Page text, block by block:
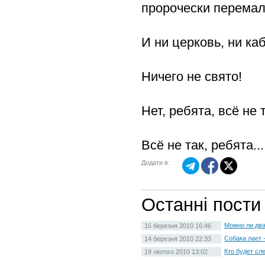
пророчески
И ни церковь, ни
Ничего не свято!
Нет, ребята, всё не
Всё не так,
Додати в:
Останні
15 березня 2010 16:46
Можно ли
14 березня 2010 22:33
Собака лает
19 лютого 2010 13:02
Кто будет